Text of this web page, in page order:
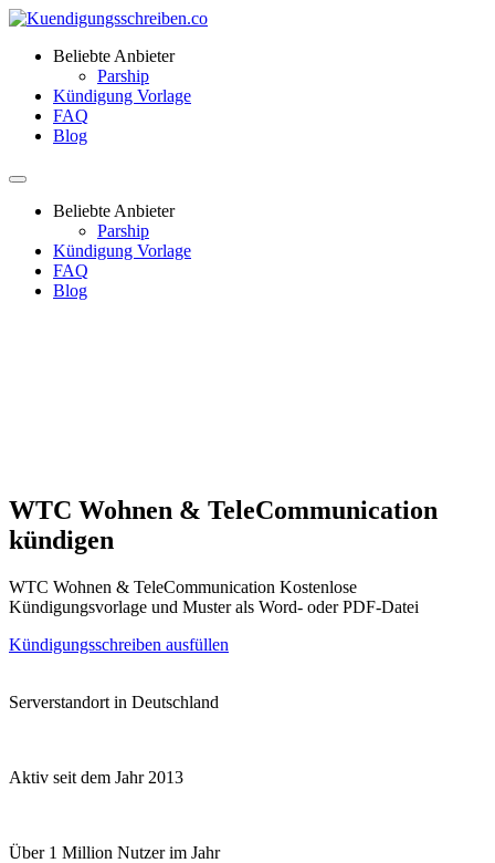
Beliebte Anbieter
Parship
Kündigung Vorlage
FAQ
Blog
Beliebte Anbieter
Parship
Kündigung Vorlage
FAQ
Blog
WTC Wohnen & TeleCommunication
kündigen
WTC Wohnen & TeleCommunication Kostenlose
Kündigungsvorlage und Muster als Word- oder PDF-Datei
Kündigungsschreiben ausfüllen
Serverstandort in Deutschland
Aktiv seit dem Jahr 2013
Über 1 Million Nutzer im Jahr